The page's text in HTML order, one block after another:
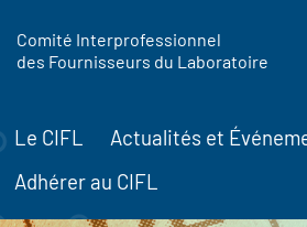
Comité Interprofessionnel
des Fournisseurs du Laboratoire
Le CIFL Actualités et
Adhérer au CIFL